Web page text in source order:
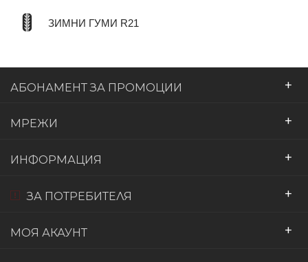
ЗИМНИ ГУМИ R21
АБОНАМЕНТ ЗА ПРОМОЦИИ +
МРЕЖИ +
ИНФОРМАЦИЯ +
ЗА ПОТРЕБИТЕЛЯ +
МОЯ АКАУНТ +